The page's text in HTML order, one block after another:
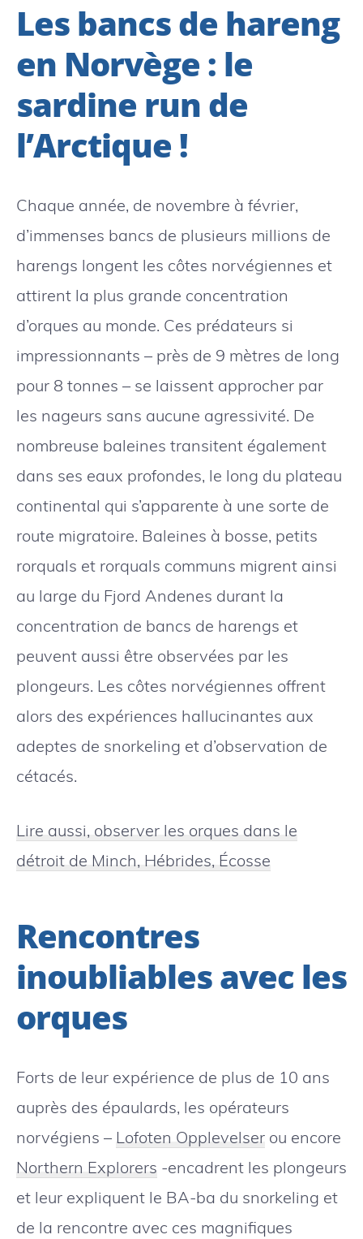
Les bancs de hareng
en Norvège : le
sardine run de
l’Arctique !
Chaque année, de novembre à février,
d’immenses bancs de plusieurs millions de
harengs longent les côtes norvégiennes et
attirent la plus grande concentration
d’orques au monde. Ces prédateurs si
impressionnants – près de 9 mètres de long
pour 8 tonnes – se laissent approcher par
les nageurs sans aucune agressivité. De
nombreuse baleines transitent également
dans ses eaux profondes, le long du plateau
continental qui s’apparente à une sorte de
route migratoire. Baleines à bosse, petits
rorquals et rorquals communs migrent ainsi
au large du Fjord Andenes durant la
concentration de bancs de harengs et
peuvent aussi être observées par les
plongeurs. Les côtes norvégiennes offrent
alors des expériences hallucinantes aux
adeptes de snorkeling et d’observation de
cétacés.
Lire aussi, observer les orques dans le
détroit de Minch, Hébrides, Écosse
Rencontres
inoubliables avec les
orques
Forts de leur expérience de plus de 10 ans
auprès des épaulards, les opérateurs
norvégiens – Lofoten Opplevelser ou encore
Northern Explorers -encadrent les plongeurs
et leur expliquent le BA-ba du snorkeling et
de la rencontre avec ces magnifiques